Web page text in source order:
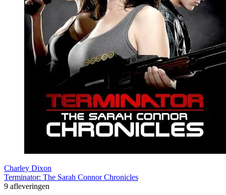
Charley Dixon
Terminator: The Sarah Connor Chronicles
9 afleveringen